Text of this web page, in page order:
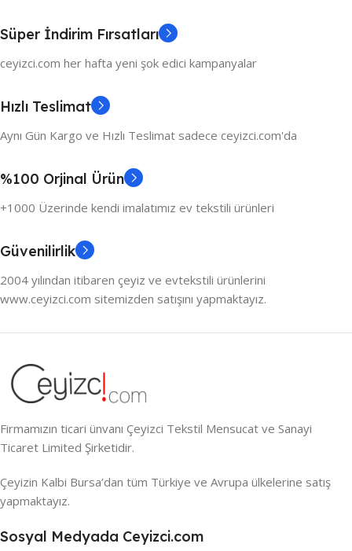
Süper İndirim Fırsatları
ceyizci.com her hafta yeni şok edici kampanyalar
Hızlı Teslimat
Aynı Gün Kargo ve Hızlı Teslimat sadece ceyizci.com'da
%100 Orjinal Ürün
+1000 Üzerinde kendi imalatımız ev tekstili ürünleri
Güvenilirlik
2004 yılından itibaren çeyiz ve evtekstili ürünlerini
www.ceyizci.com sitemizden satışını yapmaktayız.
Firmamızın ticari ünvanı Çeyizci Tekstil Mensucat ve Sanayi
Ticaret Limited Şirketidir.
Çeyizin Kalbi Bursa’dan tüm Türkiye ve Avrupa ülkelerine satış
yapmaktayız.
Sosyal Medyada Ceyizci.com